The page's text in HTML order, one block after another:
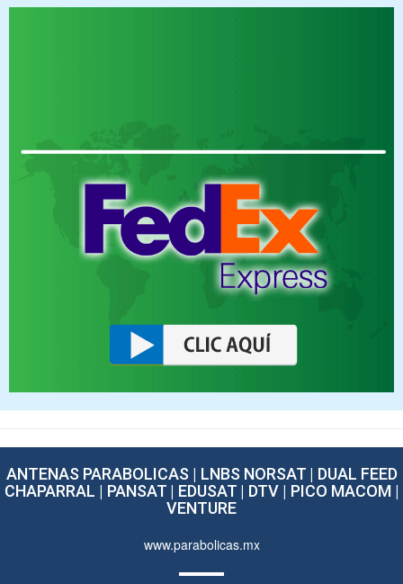
ANTENAS PARABOLICAS | LNBS NORSAT | DUAL FEED
CHAPARRAL | PANSAT | EDUSAT | DTV | PICO MACOM |
VENTURE
www.parabolicas.mx